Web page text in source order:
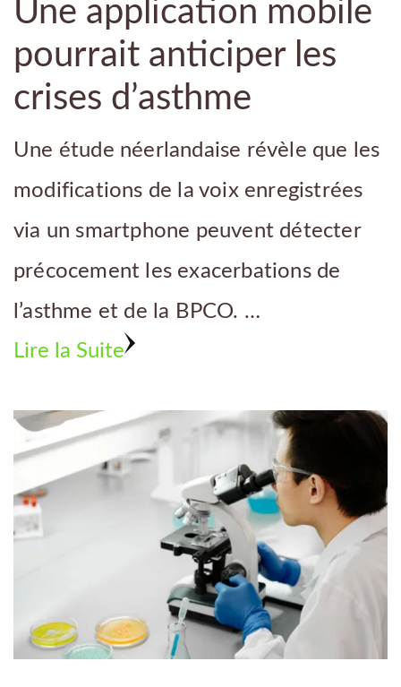
Une application mobile
pourrait anticiper les
crises d’asthme
Une étude néerlandaise révèle que les
modifications de la voix enregistrées
via un smartphone peuvent détecter
précocement les exacerbations de
l’asthme et de la BPCO. …
Lire la Suite